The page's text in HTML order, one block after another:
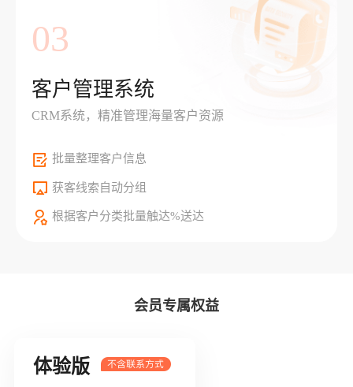
03
客户管理系统
CRM系统，精准管理海量客户资源
批量整理客户信息
获客线索自动分组
根据客户分类批量触达%送达
会员专属权益
体验版